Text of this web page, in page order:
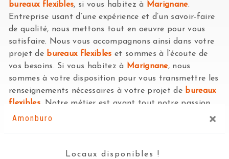
Amonburo ×
Locaux disponibles !
bureaux flexibles, si vous habitez à Marignane.
Entreprise usant d’une expérience et d’un savoir-faire
de qualité, nous mettons tout en oeuvre pour vous
satisfaire. Nous vous accompagnons ainsi dans votre
projet de bureaux flexibles et sommes à l’écoute de
vos besoins. Si vous habitez à Marignane, nous
sommes à votre disposition pour vous transmettre les
renseignements nécessaires à votre projet de bureaux
flexibles. Notre métier est avant tout notre passion
et le partager avec vous renforce encore plus notre